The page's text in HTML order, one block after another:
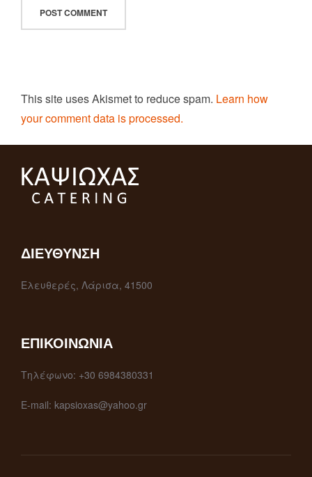
This site uses Akismet to reduce spam. Learn how
your comment data is processed.
ΔΙΕΎΘΥΝΣΗ
Ελευθερές, Λάρισα, 41500
ΕΠΙΚΟΙΝΩΝΊΑ
Τηλέφωνο: +30 6984380331
E-mail: kapsioxas@yahoo.gr